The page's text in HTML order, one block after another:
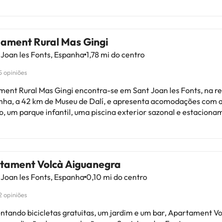
Rural Mas Gingi
les Fonts, Espanha 1,78 mi do centro
opiniões
Rural Mas Gingi encontra-se em Sant Joan les Fonts, na
a 42 km de Museu de Dalí, e apresenta acomodações com
um parque infantil, uma piscina exterior sazonal e
de fogão e torradeira estão disponíveis, assim como uma
ser desfrutados pelos hóspedes se o tempo permitir. Estação
de Figueres-Vilafant fica a 42 km de Allotjament Rural Mas
Catedral de Vic está a 45 km da propriedade. O Aeroporto
Volcà Aiguanegra
les Fonts, Espanha 0,10 mi do centro
opiniões
bicicletas gratuitas, um jardim e um bar, Apartament